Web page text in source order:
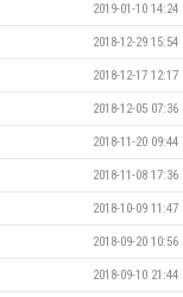
2019-01-10 14:24
2018-12-29 15:54
2018-12-17 12:17
2018-12-05 07:36
2018-11-20 09:44
2018-11-08 17:36
2018-10-09 11:47
2018-09-20 10:56
2018-09-10 21:44